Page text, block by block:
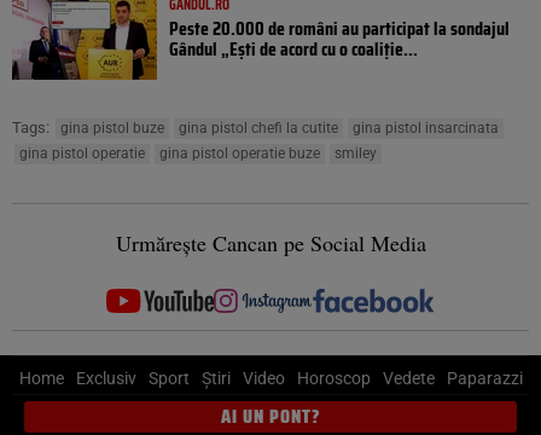
Peste 20.000 de români au participat la sondajul
Gândul „Ești de acord cu o coaliție...
Tags: gina pistol buze gina pistol chefi la cutite
gina pistol insarcinata
gina pistol operatie
gina pistol operatie buze smiley
Urmărește Cancan pe Social Media
Home Exclusiv Sport Știri Video Horoscop Vedete Paparazzi
AI UN PONT?